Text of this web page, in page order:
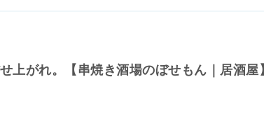
上がれ。【串焼き酒場のぼせもん｜居酒屋